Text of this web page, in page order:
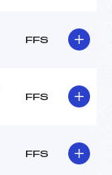
FFS
FFS
FFS